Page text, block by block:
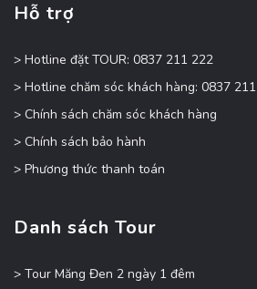
Hỗ trợ
> Hotline đặt TOUR: 0837 211 222
> Hotline chăm sóc khách hàng: 0837
> Chính sách chăm sóc khách hàng
> Chính sách bảo hành
> Phương thức thanh toán
Danh sách Tour
> Tour Măng Đen 2 ngày 1 đêm